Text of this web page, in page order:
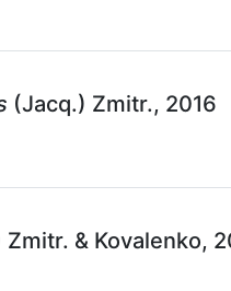
(Jacq.) Zmitr., 2016
Zmitr. & Kovalenko,